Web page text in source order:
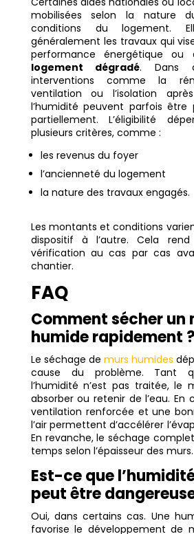
mobilisées selon la nature
conditions du logement.
généralement les travaux qui
performance énergétique ou
logement dégradé. Dans
interventions comme la
ventilation ou l’isolation
l’humidité peuvent parfois être
partiellement. L’éligibilité
plusieurs critères, comme :
les revenus du foyer
l’ancienneté du logement
la nature des travaux engagés.
Les montants et conditions
dispositif à l’autre. Cela
vérification au cas par cas
chantier.
FAQ
Comment sécher un
humide rapidement ?
Le séchage de murs humides
cause du problème. Tant
l’humidité n’est pas traitée, le
absorber ou retenir de l’eau. En
ventilation renforcée et une
l’air permettent d’accélérer
En revanche, le séchage
temps selon l’épaisseur des murs.
Est-ce que
peut être
Oui, dans certains cas. Une
favorise le développement de